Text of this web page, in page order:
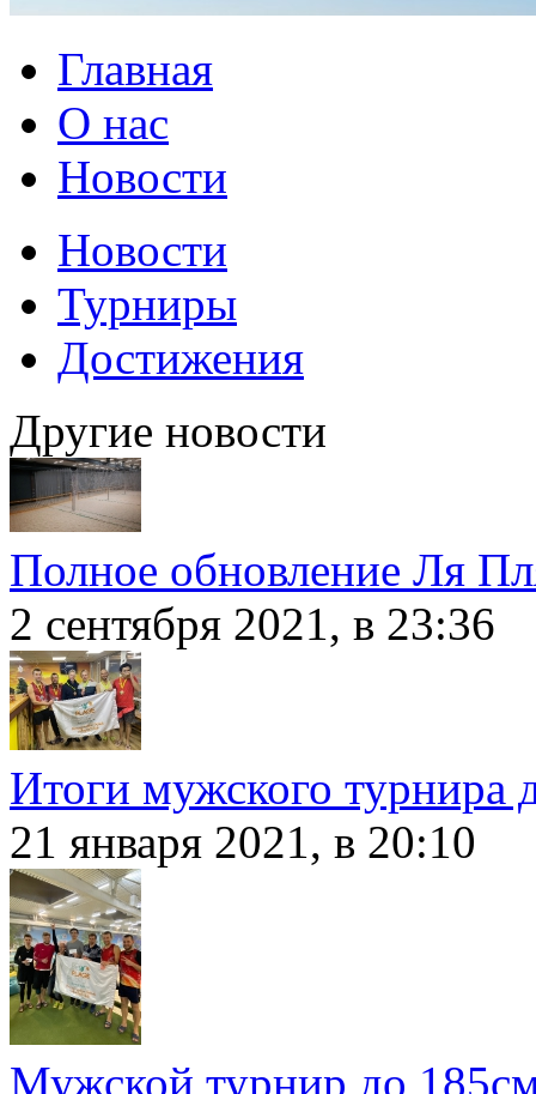
Главная
О нас
Новости
Новости
Турниры
Достижения
Другие новости
Полное обновление Ля
2 сентября 2021, в 23:36
Итоги мужского турнира
21 января 2021, в 20:10
Мужской турнир до